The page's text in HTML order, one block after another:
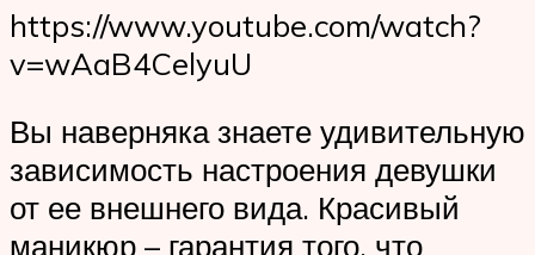
https://www.youtube.com/watch?
v=wAaB4CelyuU
Вы наверняка знаете удивительную
зависимость настроения девушки
от ее внешнего вида. Красивый
маникюр – гарантия того, что